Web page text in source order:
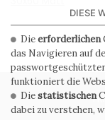
DIESE
Dieerforderlichen
das Navigieren auf
funktioniert die
Diestatistischen
dabei zu verstehen,